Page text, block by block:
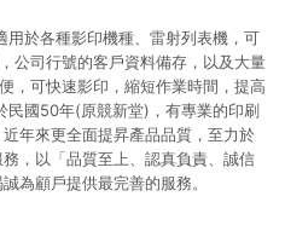
於各種影印機種、雷射列表機，可
公司行號的客戶資料備存，以及大量
，可快速影印，縮短作業時間，提高
民國50年(原競新堂)，有專業的印刷
年來更全面提昇產品品質，至力於
，以「品質至上、認真負責、誠信
為顧戶提供最完善的服務。